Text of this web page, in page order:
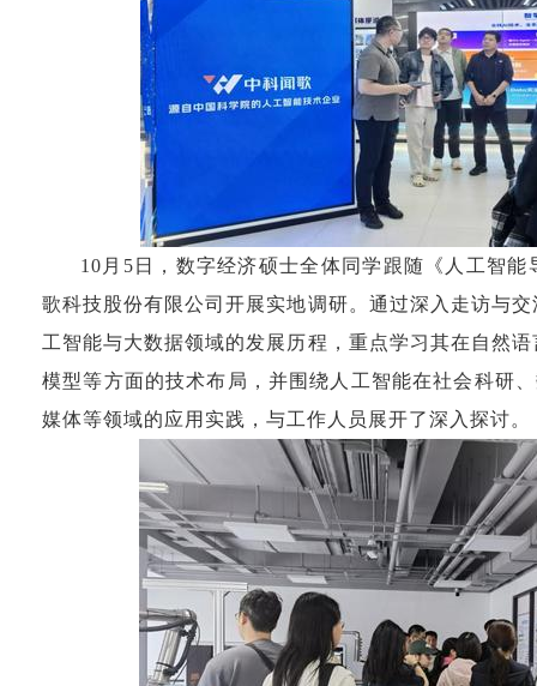
10月5日，数字经济硕士全体同学跟随《人工智
歌科技股份有限公司开展实地调研。通过深入走访与
工智能与大数据领域的发展历程，重点学习其在自然
模型等方面的技术布局，并围绕人工智能在社会科研
媒体等领域的应用实践，与工作人员展开了深入探讨。